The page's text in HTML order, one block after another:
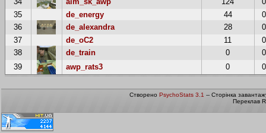
35
de_energy 44
0
36
de_alexandra 28
0
37
de_oC2 11
0
38
de_train 0
0
39
awp_rats3 0 0
Створено PsychoStats 3.1 -- Сторінка
Переклав